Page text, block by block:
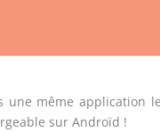
même application
sur Androïd !